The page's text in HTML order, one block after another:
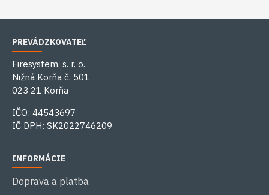
PREVÁDZKOVATEĽ
Firesystem, s. r. o.
Nižná Korňa č. 501
023 21 Korňa
IČO: 44543697
IČ DPH: SK2022746209
INFORMÁCIE
Doprava a platba